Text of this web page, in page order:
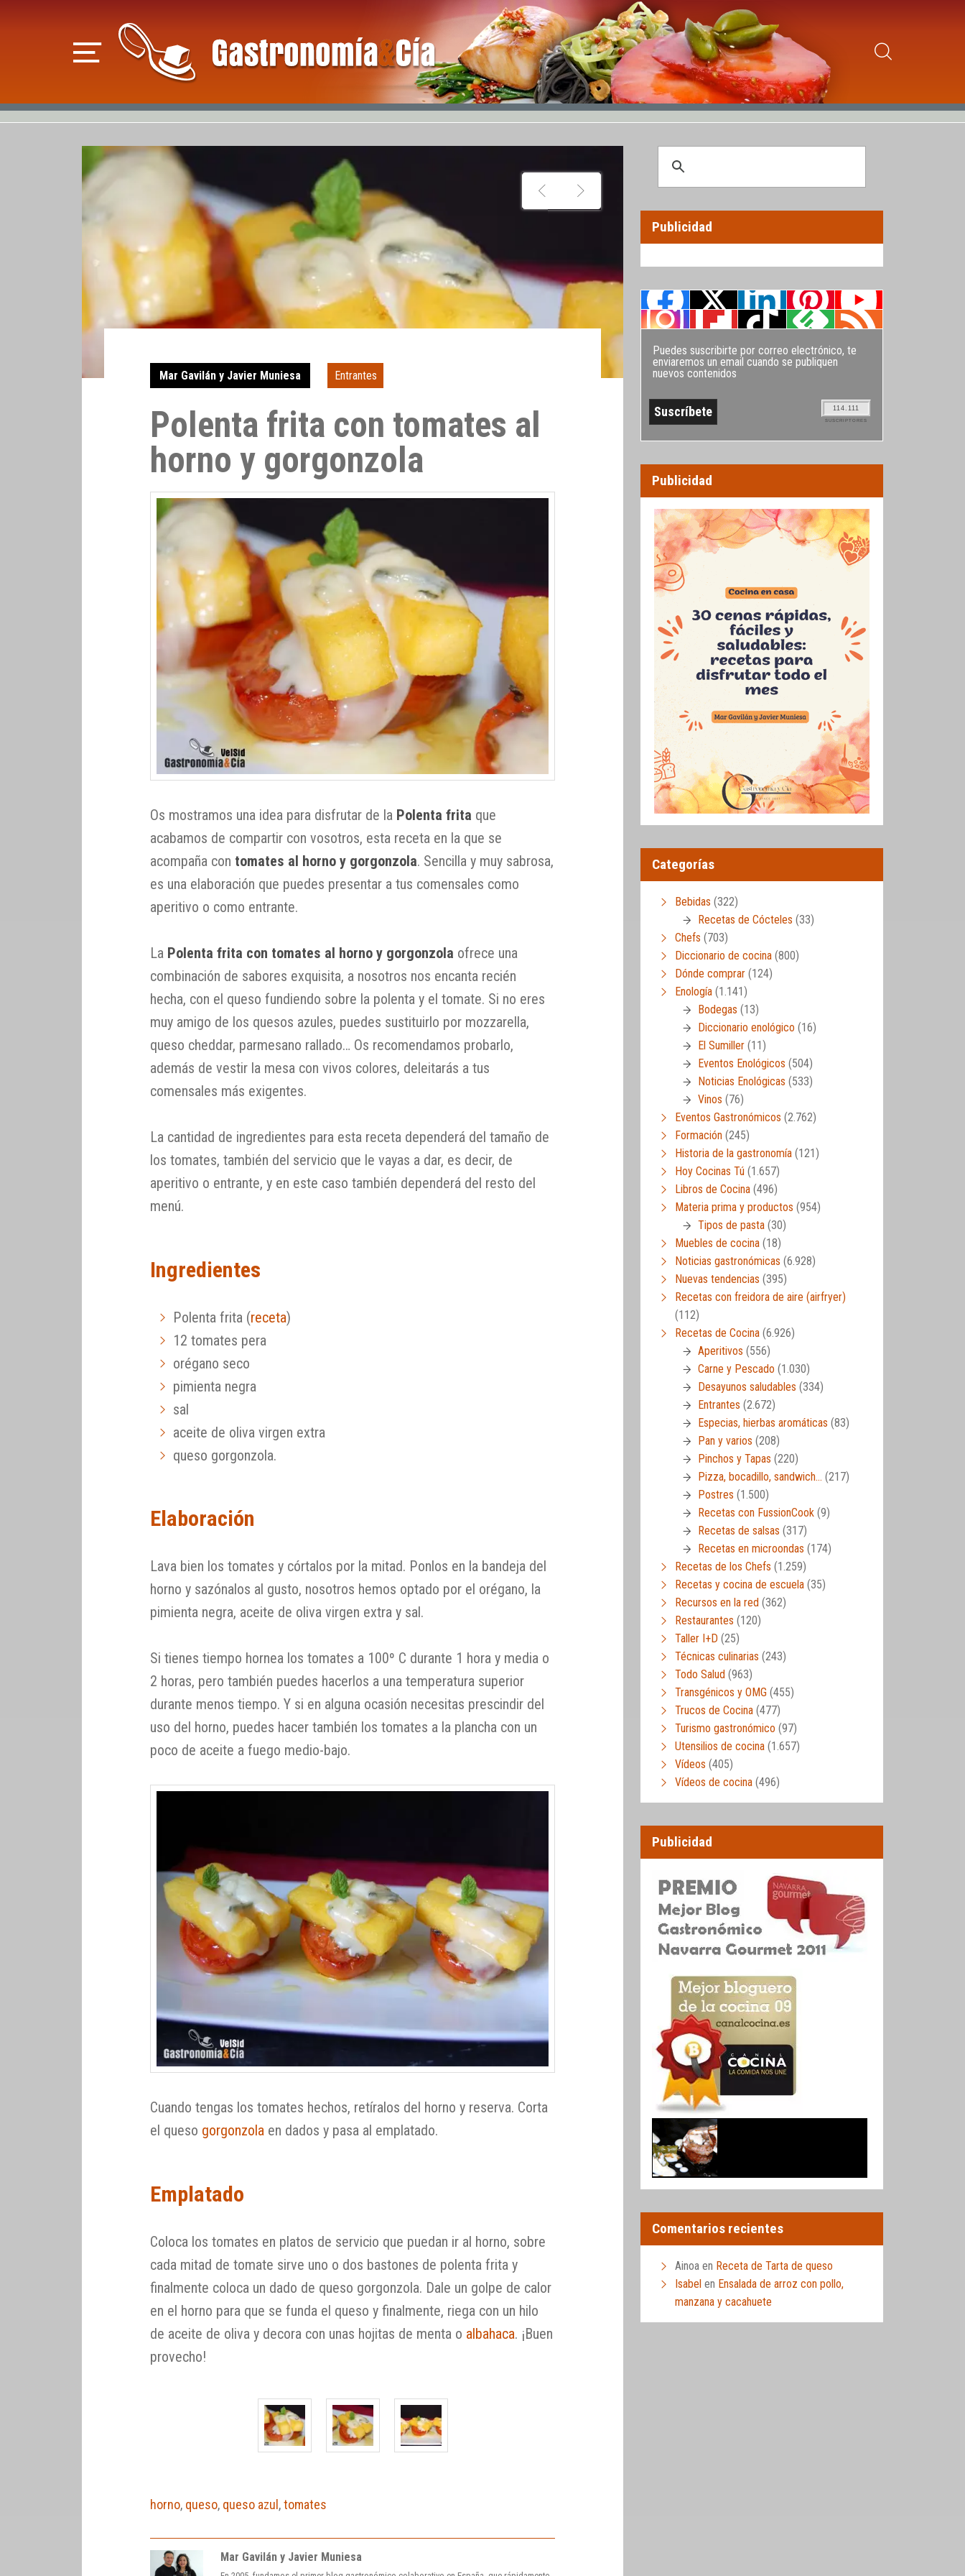
Mar Gavilán y Javier Muniesa Entrantes
Polenta frita con tomates al
horno y gorgonzola
Os mostramos una idea para disfrutar de la Polenta frita que
acabamos de compartir con vosotros, esta receta en la que se
acompaña con tomates al horno y gorgonzola. Sencilla y muy sabrosa,
es una elaboración que puedes presentar a tus comensales como
aperitivo o como entrante.
La Polenta frita con tomates al horno y gorgonzola ofrece una
combinación de sabores exquisita, a nosotros nos encanta recién
hecha, con el queso fundiendo sobre la polenta y el tomate. Si no eres
muy amigo de los quesos azules, puedes sustituirlo por mozzarella,
queso cheddar, parmesano rallado… Os recomendamos probarlo,
además de vestir la mesa con vivos colores, deleitarás a tus
comensales más exigentes.
La cantidad de ingredientes para esta receta dependerá del tamaño de
los tomates, también del servicio que le vayas a dar, es decir, de
aperitivo o entrante, y en este caso también dependerá del resto del
menú.
Ingredientes
Polenta frita (receta)
12 tomates pera
orégano seco
pimienta negra
sal
aceite de oliva virgen extra
queso gorgonzola.
Elaboración
Lava bien los tomates y córtalos por la mitad. Ponlos en la bandeja del
horno y sazónalos al gusto, nosotros hemos optado por el orégano, la
pimienta negra, aceite de oliva virgen extra y sal.
Si tienes tiempo hornea los tomates a 100º C durante 1 hora y media o
2 horas, pero también puedes hacerlos a una temperatura superior
durante menos tiempo. Y si en alguna ocasión necesitas prescindir del
uso del horno, puedes hacer también los tomates a la plancha con un
poco de aceite a fuego medio-bajo.
Cuando tengas los tomates hechos, retíralos del horno y reserva. Corta
el queso gorgonzola en dados y pasa al emplatado.
Emplatado
Coloca los tomates en platos de servicio que puedan ir al horno, sobre
cada mitad de tomate sirve uno o dos bastones de polenta frita y
finalmente coloca un dado de queso gorgonzola. Dale un golpe de calor
en el horno para que se funda el queso y finalmente, riega con un hilo
de aceite de oliva y decora con unas hojitas de menta o albahaca. ¡Buen
provecho!
horno, queso, queso azul,tomates
Mar Gavilán y Javier Muniesa
Publicidad
Puedes suscribirte por correo electrónico, te
enviaremos un email cuando se publiquen
nuevos contenidos
114.111
SUSCRIPTORES
Publicidad
Categorías
Bebidas (322)
Recetas de Cócteles (33)
Chefs (703)
Diccionario de cocina (800)
Dónde comprar (124)
Enología (1.141)
Bodegas (13)
Diccionario enológico (16)
El Sumiller (11)
Eventos Enológicos (504)
Noticias Enológicas (533)
Vinos (76)
Eventos Gastronómicos (2.762)
Formación (245)
Historia de la gastronomía (121)
Hoy Cocinas Tú (1.657)
Libros de Cocina (496)
Materia prima y productos (954)
Tipos de pasta (30)
Muebles de cocina (18)
Noticias gastronómicas (6.928)
Nuevas tendencias (395)
Recetas con freidora de aire (airfryer)
(112)
Recetas de Cocina (6.926)
Aperitivos (556)
Carne y Pescado (1.030)
Desayunos saludables (334)
Entrantes (2.672)
Especias, hierbas aromáticas (83)
Pan y varios (208)
Pinchos y Tapas (220)
Pizza, bocadillo, sandwich… (217)
Postres (1.500)
Recetas con FussionCook (9)
Recetas de salsas (317)
Recetas en microondas (174)
Recetas de los Chefs (1.259)
Recetas y cocina de escuela (35)
Recursos en la red (362)
Restaurantes (120)
Taller I+D (25)
Técnicas culinarias (243)
Todo Salud (963)
Transgénicos y OMG (455)
Trucos de Cocina (477)
Turismo gastronómico (97)
Utensilios de cocina (1.657)
Vídeos (405)
Vídeos de cocina (496)
Publicidad
Comentarios recientes
Ainoa en Receta de Tarta de queso
Isabel en Ensalada de arroz con pollo,
manzana y cacahuete